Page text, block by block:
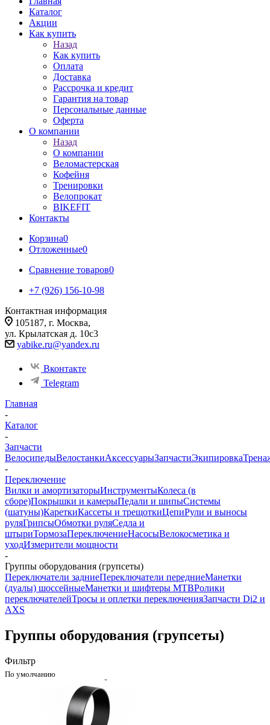
Каталог
Акции
Как купить
Назад
Как купить
Оплата
Доставка
Рассрочка и кредит
Гарантия на товар
Персональные данные
Оферта
О компании
Назад
О компании
Веломастерская
Кофейня
Тренировки
Велопрокат
BIKEFIT
Контакты
Корзина0
Отложенные0
Сравнение товаров0
+7 (926) 156-10-98
Контактная информация
105187, г. Москва,
ул. Крылатская д. 10с3
yabike.ru@yandex.ru
Вконтакте
Telegram
Главная
-
Каталог
-
Запчасти
ВелосипедыВелостанкиАксессуарыЗапчастиЭкипировка
-
Переключение
Вилки и амортизаторыИнструментыКолеса (в
сборе)Покрышки и камерыПедали и шипыСистемы
(шатуны)КареткиКассеты и трещоткиЦепиРули и выносы
руляГрипсыОбмотки руляСедла и
штыриТормозаПереключениеНасосыВелокосметика и
уходИзмерители мощности
-
Группы оборудования (групсеты)
Переключатели задниеПереключатели передниеМанетки
(дуалы) шоссейныеМанетки и шифтеры MTBРолики
переключателейТросы и оплетки переключенияЗапчасти Di2 и
AXS
Группы оборудования (групсеты)
Фильтр
По умолчанию